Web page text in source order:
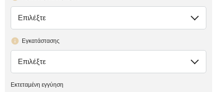
έλλειψη
Επιλέξτε
Εγκατάστασης
έλλειψη
Επιλέξτε
Εκτεταμένη εγγύηση